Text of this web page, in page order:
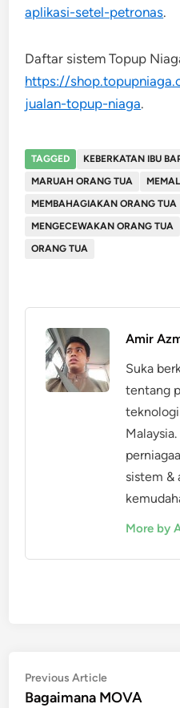
aplikasi-setel-petronas.
Daftar sistem Topup
https://
jualan-topup-niaga.
TAGGED KEBERKATAN IBU
MARUAH ORANG TUA
MEMBAHAGIAKAN ORANG TUA
MENGECEWAKAN ORANG TUA
ORANG TUA
Amir
Suka
tentang
sistem &
More by
Post
Previous ArticlePrevious
article:
Bagaimana MOVA